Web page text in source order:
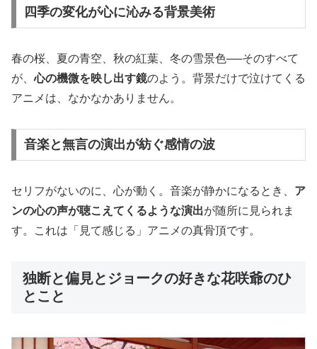
四季の変化が心に沁みる背景美術
春の桜、夏の青空、秋の紅葉、冬の雪景色──そのすべて
が、心の機微を映し出す鏡のよう。背景だけで泣けてくる
アニメは、なかなかありません。
音楽と無言の演出が紡ぐ感情の波
セリフがないのに、心が動く。音楽が静かになるとき、 ア
ンの心の声が聴こえてくるような演出が随所に見られま
す。これは「見て感じる」アニメの真骨頂です。
独断と偏見とジョークの好きな花咲爺のひ
とこと